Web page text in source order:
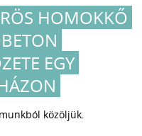
HOMOKKŐ
EGY
közöljük.